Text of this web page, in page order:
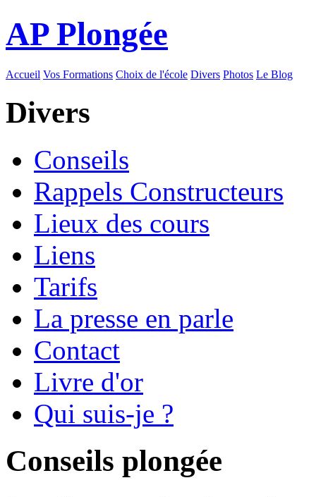
AP Plongée
Accueil Vos Formations Choix de l'école Divers Photos Le Blog
Divers
Conseils
Rappels Constructeurs
Lieux des cours
Liens
Tarifs
La presse en parle
Contact
Livre d'or
Qui suis-je ?
Conseils plongée